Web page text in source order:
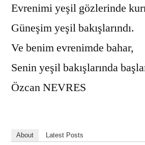
Evrenimi yeşil gözlerinde
Güneşim yeşil bakışlarındı.
Ve benim evrenimde bahar,
Senin yeşil bakışlarında
Özcan NEVRES
About Latest Posts